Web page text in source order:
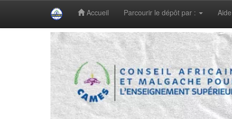
Accueil Parcourir le dépôt par : Aide